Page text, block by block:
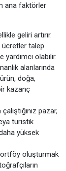
ana faktörler
geliri artırır.
ücretler talep
olabilir.
alanlarında
doğa,
kazanç
pazar,
turistik
yüksek
oluşturmak